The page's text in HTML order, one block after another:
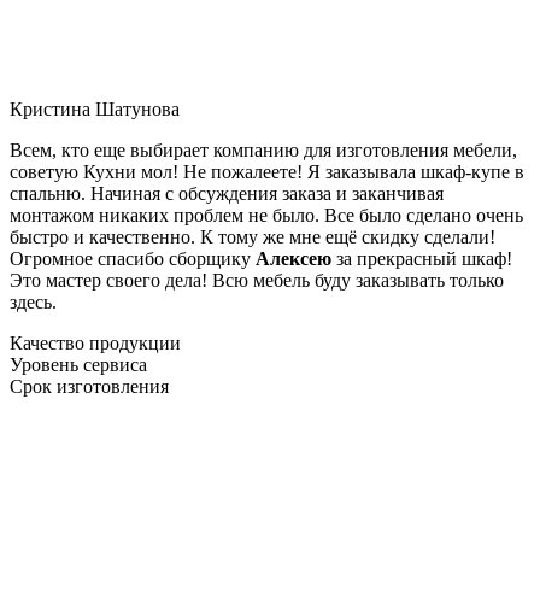
Кристина Шатунова
Всем, кто еще выбирает компанию для изготовления мебели,
советую Кухни мол! Не пожалеете! Я заказывала шкаф-купе в
спальню. Начиная с обсуждения заказа и заканчивая
монтажом никаких проблем не было. Все было сделано очень
быстро и качественно. К тому же мне ещё скидку сделали!
Огромное спасибо сборщику Алексею за прекрасный шкаф!
Это мастер своего дела! Всю мебель буду заказывать только
здесь.
Качество продукции
Уровень сервиса
Срок изготовления